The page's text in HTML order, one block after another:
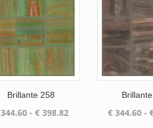
Brillante 258
344.60 - € 398.82Prijsklasse:
€ 344.60 -